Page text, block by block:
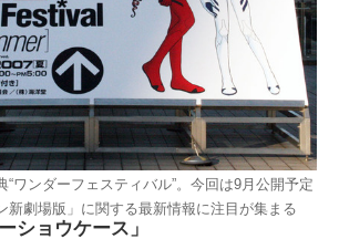
“ワンダーフェスティバル”。今回は9月公開予定
新劇場版」に関する最新情報に注目が集まる
ショウケース」